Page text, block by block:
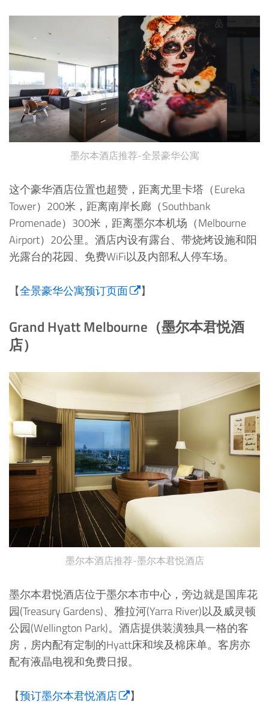
墨尔本酒店推荐-全景豪华公寓
这个豪华酒店位置也超赞，距离尤里卡塔（Eureka
Tower）200米，距离南岸长廊（Southbank
Promenade）300米，距离墨尔本机场（Melbourne
Airport）20公里。酒店内设有露台、带烧烤设施和阳
光露台的花园、免费WiFi以及内部私人停车场。
【全景豪华公寓预订页面 】
Grand Hyatt Melbourne（墨尔本君悦酒
店）
墨尔本酒店推荐-墨尔本君悦酒店
墨尔本君悦酒店位于墨尔本市中心，旁边就是国库花
园(Treasury Gardens)、雅拉河(Yarra River)以及威灵顿
公园(Wellington Park)。酒店提供装潢独具一格的客
房，房内配有定制的Hyatt床和埃及棉床单。客房亦
配有液晶电视和免费日报。
【预订墨尔本君悦酒店 】